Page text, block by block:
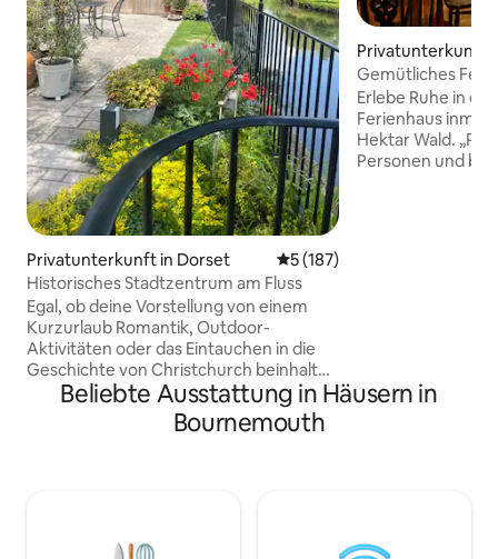
Privatunterkunft in Dorset Durchschnittliche
5 (187)
Historisches Stadtzentrum am Fluss
Egal, ob deine Vorstellung von einem
Kurzurlaub Romantik, Outdoor-
Aktivitäten oder das Eintauchen in die
Geschichte von Christchurch beinhaltet,
unser Rückzugsort am Fluss ist genau
das Richtige für dich. Verwöhne dich
nach einem ganzen Tag in unserem
malerischem Blick auf den Fluss und
Privatunterkunft
Gemütliches
privaten Hektar
Erlebe Ruhe in
Ferienhaus
Hektar Wald.
Personen und
und eine offene
Beliebte Ausstattung in Häusern in
Bournemouth